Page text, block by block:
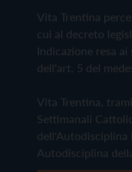
Vita Trentina
cui al decreto
Indicazione resa
dell'art. 5 del
Vita Trentina,
Settimanali
dell'Autodisciplina
Autodisciplina